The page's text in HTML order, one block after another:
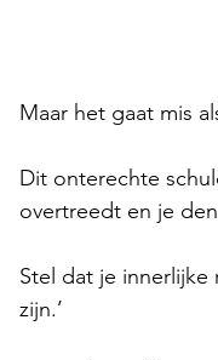
Maar het gaat mis
Dit onterechte
overtreedt en je
Stel dat je
zijn.’